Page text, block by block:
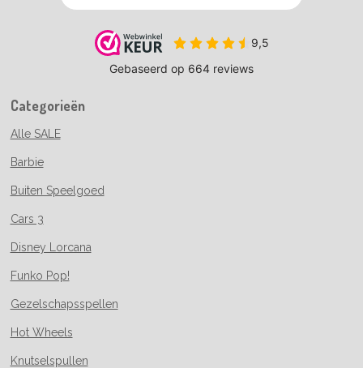
Categorieën
Alle SALE
Barbie
Buiten Speelgoed
Cars 3
Disney Lorcana
Funko Pop!
Gezelschapsspellen
Hot Wheels
Knutselspullen